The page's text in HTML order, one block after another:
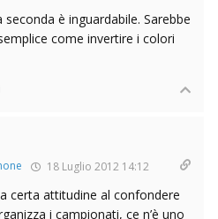
è inguardabile. Sarebbe
come invertire i colori
18 Luglio 2012 14:12
certa attitudine al confondere
i campionati, ce n’è uno